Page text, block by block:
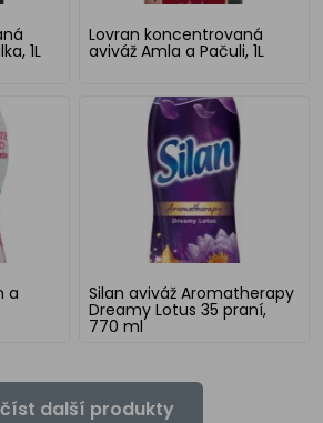
1L
Lovran koncentrovaná
aviváž Amla a Pačuli, 1L
a Silan aviváž Aromatherapy
Dreamy Lotus 35 praní,
770 ml
další produkty